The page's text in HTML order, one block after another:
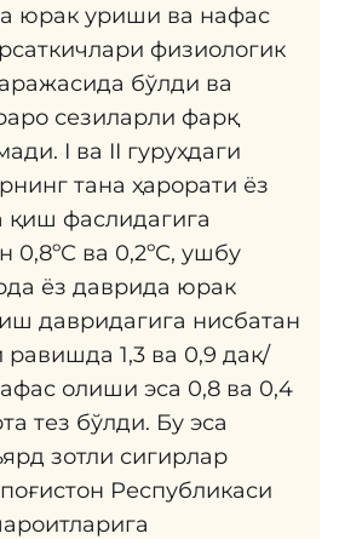
юрак уриши ва нафас
физиологик
бўлди ва
сезиларли фарқ
I ва II гуруҳдаги
тана ҳарорати ёз
қиш фаслидагига
0,8ºС ва 0,2ºС, ушбу
ёз даврида юрак
давридагига нисбатан
равишда 1,3 ва 0,9 дақ/
олиши эса 0,8 ва 0,4
тез бўлди. Бу эса
зотли сигирлар
Республикаси